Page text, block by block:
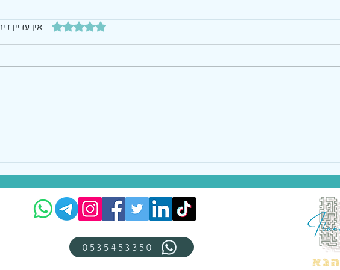
דירוג של 0 מתוך 5 כוכבים אין עדיין
0535453350